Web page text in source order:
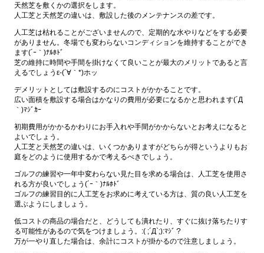
天然芝を敷くかの選択をします。
人工芝と天然芝の違いは、敷設した後のメンテナンスの差です。
人工芝は枯れることがございませんので、定期的な水やりなどをする必要
がありません。冬場でも変わらないコンディションを維持することができ
ます(´ｰ｀)ﾅﾙﾎﾄﾞ
芝の維持に時間や手間を掛けなくて良いことが最大のメリットであると言
えるでしょうε-(´∀｀*)ホッ
デメリットとしては敷設するのにコストがかかることです。
広い面積を敷設する場合はかなりの費用が必要になるかと思われます(´Д
｀)ﾏｼﾞｶｰ
初期費用がかかるかわりにお手入れや手間がかからないとお考えになると
よいでしょう。
人工芝と天然芝の違いは、いくつかありますがどちらが得というよりもお
庭をどのように使用するかで考えるべきでしょう。
ゴルフの練習や一年中変わらない見た目を求める場合は、人工芝を使用さ
れる方が良いでしょう(´ｰ｀)ﾅﾙﾎﾄﾞ
ゴルフの練習目的に人工芝をお求めに考えている方は、質の良い人工芝を
選ぶようにしましょう。
低コストの商品の場合だと、どうしても潰れたり、すぐに抜け落ちたりす
る可能性があるので気をつけましょう。:( ;´Д`;):ﾏｼﾞ？
万が一やり直した場合は、余計にコストが掛かるので注意しましょう。